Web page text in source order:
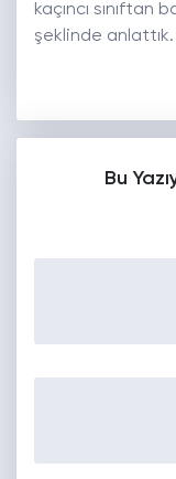
kaçıncı sınıftan
şeklinde anlattık.
Bu